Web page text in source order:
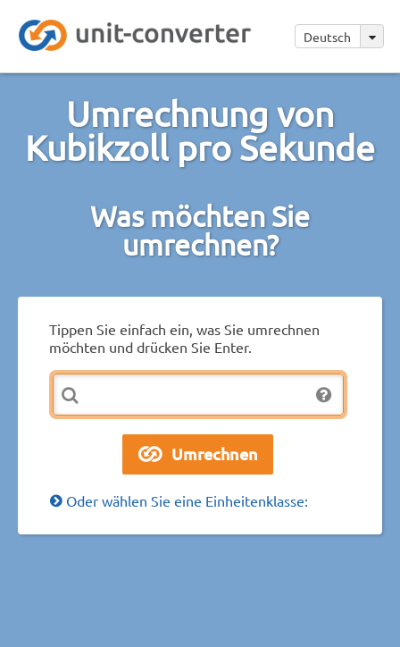
Deutsch
Umrechnung von
Kubikzoll pro Sekunde
Was möchten Sie
umrechnen?
Tippen Sie einfach ein, was Sie umrechnen
möchten und drücken Sie Enter.
Oder wählen Sie eine Einheitenklasse: